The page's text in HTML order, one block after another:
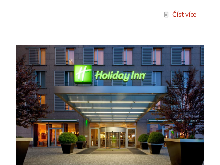
Číst více